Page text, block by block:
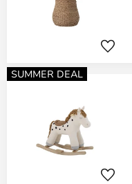
SUMMER DEAL